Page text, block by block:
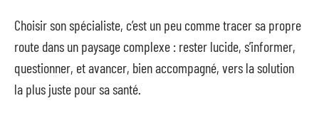
Choisir son spécialiste, c’est un peu comme tracer sa propre
route dans un paysage complexe : rester lucide, s’informer,
questionner, et avancer, bien accompagné, vers la solution
la plus juste pour sa santé.